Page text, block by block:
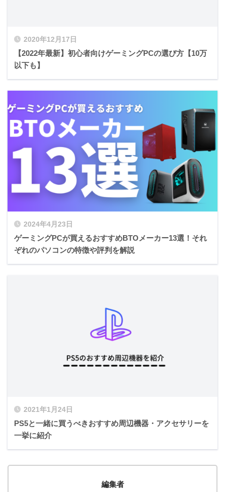
2020年12月17日
【2022年最新】初心者向けゲーミングPCの選び方【10万
以下も】
2024年4月23日
ゲーミングPCが買えるおすすめBTOメーカー13選！それ
ぞれのパソコンの特徴や評判を解説
2021年1月24日
PS5と一緒に買うべきおすすめ周辺機器・アクセサリーを
一挙に紹介
編集者